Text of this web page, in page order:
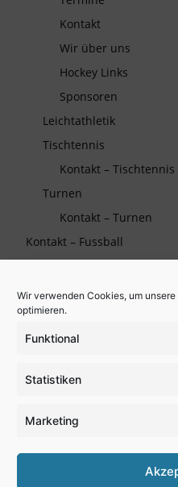
Wir verwenden Cookies, um
optimieren.
Funktional
Statistiken
Marketing
Kontakt
Wir über uns
Hockey Links
Sponsoren
Leichtathletik
Tischtennis
Kontakt – Tischtennis
Turnen
Kontakt – Turnen
Kontakt – Fussball
Die TSG auf Facebook
Partner und Sponsoren